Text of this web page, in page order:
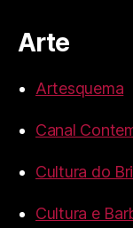
Arte
Artesquema
Canal
Cultura do
Cultura e